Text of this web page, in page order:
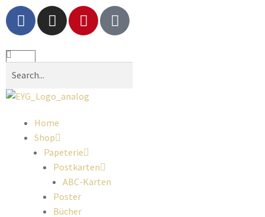
Home
Shop
Papeterie
Postkarten
ABC-Karten
Poster
Bücher